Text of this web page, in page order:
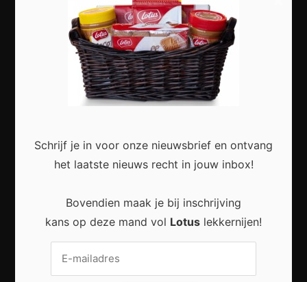
Slimme Digitalisering voor Kleine Bedrijven:
Meer Efficiëntie en Groei met Moderne
Technologie
Kleine stappen met een groot effect
Schrijf je in voor onze nieuwsbrief en ontvang
het laatste nieuws recht in jouw inbox!
Bovendien maak je bij inschrijving
kans op deze mand vol Lotus lekkernijen!